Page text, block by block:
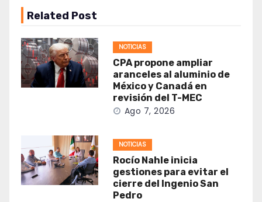
Related Post
NOTICIAS
CPA propone ampliar
aranceles al aluminio de
México y Canadá en
revisión del T-MEC
Ago 7, 2026
NOTICIAS
Rocío Nahle inicia
gestiones para evitar el
cierre del Ingenio San
Pedro